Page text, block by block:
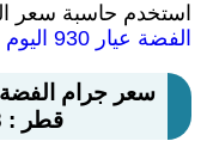
استخدم حاسبة سعر
الفضة عيار 930 اليوم قطر
قطر : 6.73 ريال قطري